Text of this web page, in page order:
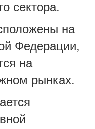
сектора.
на
Федерации,
на
рынках.